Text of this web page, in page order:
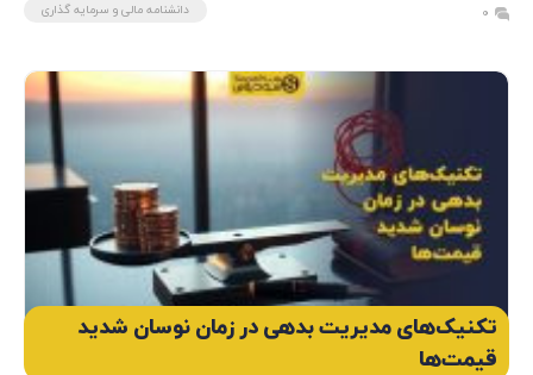
0 دانشنامه مالی و سرمایه گذاری
تکنیک‌های مدیریت بدهی در زمان نوسان شدید
قیمت‌ها